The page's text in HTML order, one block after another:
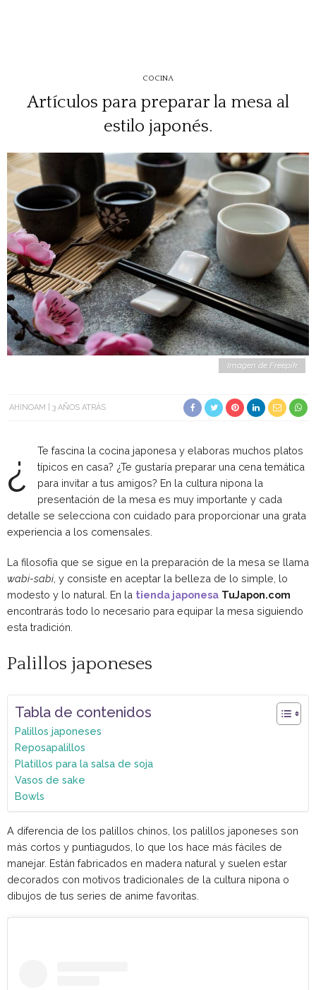
COCINA
Artículos para preparar la mesa al
estilo japonés.
Imagen de Freepik
AHINOAM 3 AÑOS ATRÁS
¿
Te fascina la cocina japonesa y elaboras muchos platos
típicos en casa? ¿Te gustaría preparar una cena temática
para invitar a tus amigos? En la cultura nipona la
presentación de la mesa es muy importante y cada
detalle se selecciona con cuidado para proporcionar una grata
experiencia a los comensales.
La filosofía que se sigue en la preparación de la mesa se llama
wabi-sabi, y consiste en aceptar la belleza de lo simple, lo
modesto y lo natural. En la tienda japonesa TuJapon.com
encontrarás todo lo necesario para equipar la mesa siguiendo
esta tradición.
Palillos japoneses
Tabla de contenidos
Palillos japoneses
Reposapalillos
Platillos para la salsa de soja
Vasos de sake
Bowls
A diferencia de los palillos chinos, los palillos japoneses son
más cortos y puntiagudos, lo que los hace más fáciles de
manejar. Están fabricados en madera natural y suelen estar
decorados con motivos tradicionales de la cultura nipona o
dibujos de tus series de anime favoritas.